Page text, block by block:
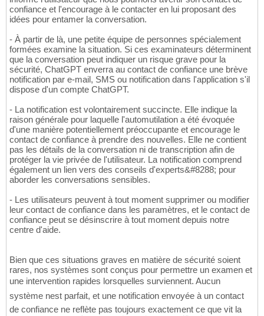
confiance et l'encourage à le contacter en lui proposant des
idées pour entamer la conversation.
- À partir de là, une petite équipe de personnes spécialement
formées examine la situation. Si ces examinateurs déterminent
que la conversation peut indiquer un risque grave pour la
sécurité, ChatGPT enverra au contact de confiance une brève
notification par e-mail, SMS ou notification dans l'application s'il
dispose d'un compte ChatGPT.
- La notification est volontairement succincte. Elle indique la
raison générale pour laquelle l'automutilation a été évoquée
d'une manière potentiellement préoccupante et encourage le
contact de confiance à prendre des nouvelles. Elle ne contient
pas les détails de la conversation ni de transcription afin de
protéger la vie privée de l'utilisateur. La notification comprend
également un lien vers des conseils d'experts&#8288; pour
aborder les conversations sensibles.
- Les utilisateurs peuvent à tout moment supprimer ou modifier
leur contact de confiance dans les paramètres, et le contact de
confiance peut se désinscrire à tout moment depuis notre
centre d'aide.
Bien que ces situations graves en matière de sécurité soient
rares, nos systèmes sont conçus pour permettre un examen et
une intervention rapides lorsquelles surviennent. Aucun
système nest parfait, et une notification envoyée à un contact
de confiance ne reflète pas toujours exactement ce que vit la